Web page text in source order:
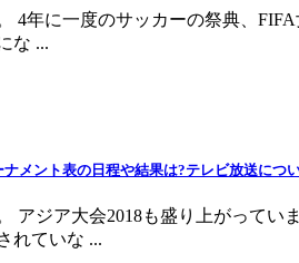
4年に一度のサッカーの祭典、
な ...
メント表の日程や結果は?テレビ放送につ
アジア大会2018も盛り上がって
れていな ...